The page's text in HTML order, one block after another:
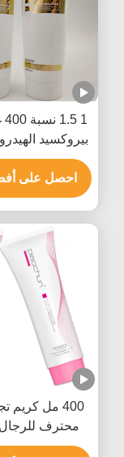
1
بيروكسيد
لون
احصل على
400 مل كريم
محترف للرجال
حتى 9 مستويات